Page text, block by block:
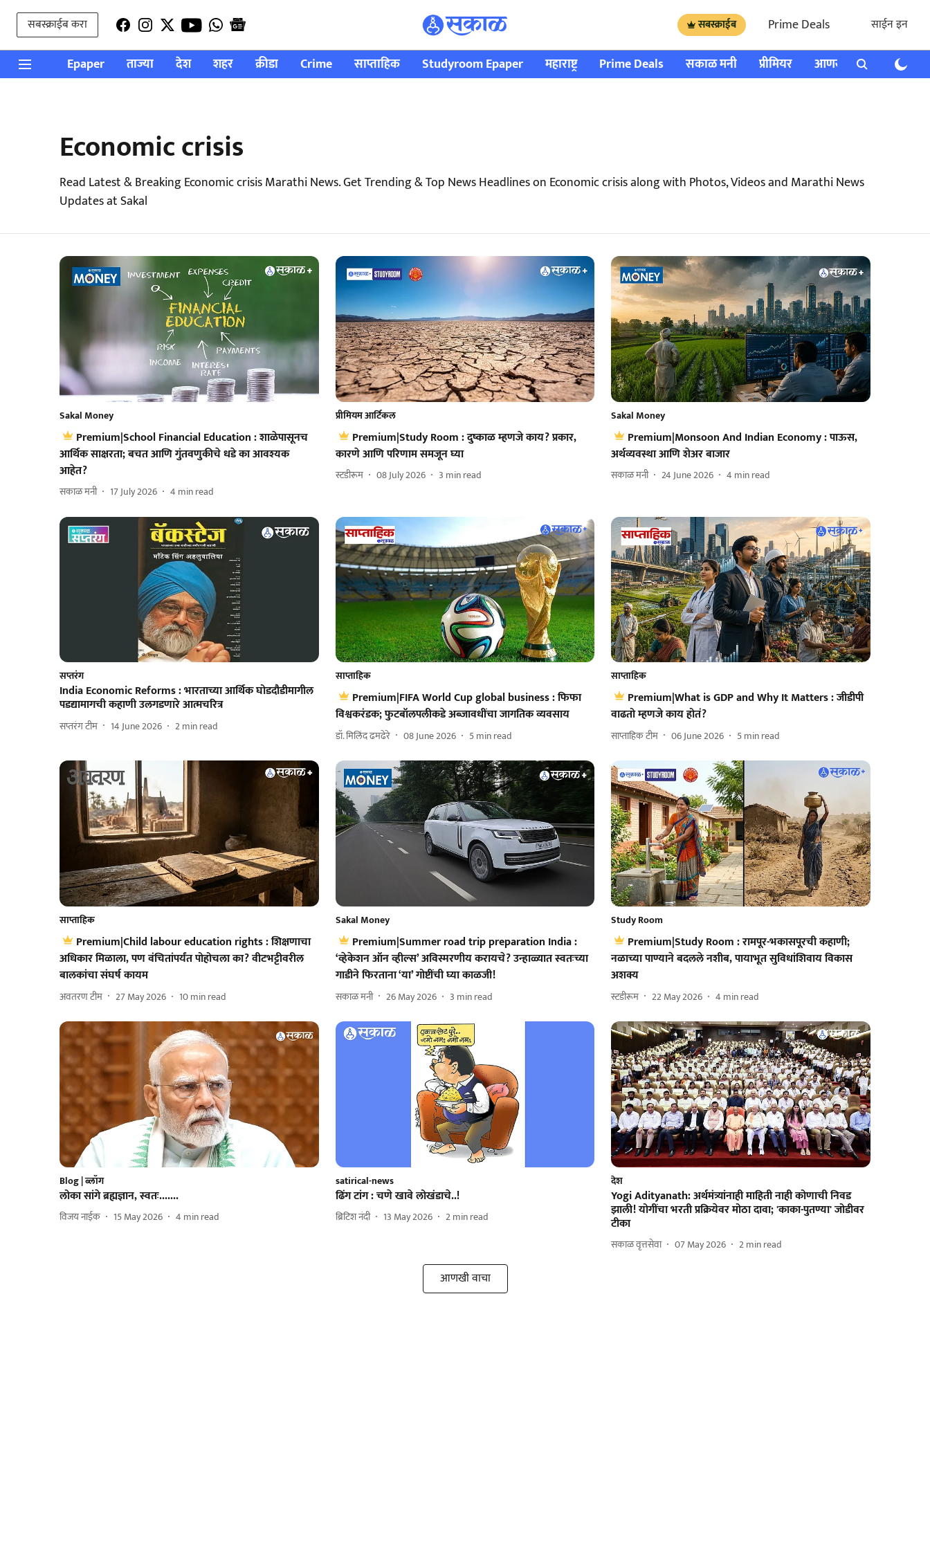
सबस्क्राईब करा सबस्क्राईब Prime Deals साईन इन
Epaper ताज्या देश शहर क्रीडा Crime साप्ताहिक Studyroom Epaper महाराष्ट्र Prime Deals सकाळ मनी प्रीमियर आणखी राशी भविष्य
Economic crisis
Read Latest & Breaking Economic crisis Marathi News. Get Trending & Top News Headlines on Economic crisis along with Photos, Videos and Marathi News
Updates at Sakal
Sakal Money
Premium|School Financial Education : शाळेपासूनच
आर्थिक साक्षरता; बचत आणि गुंतवणुकीचे धडे का आवश्यक
आहेत?
सकाळ मनी 17 July 2026 4 min read
प्रीमियम आर्टिकल
Premium|Study Room : दुष्काळ म्हणजे काय? प्रकार,
कारणे आणि परिणाम समजून घ्या
स्टडीरूम 08 July 2026 3 min read
Sakal Money
Premium|Monsoon And Indian Economy : पाऊस,
अर्थव्यवस्था आणि शेअर बाजार
सकाळ मनी 24 June 2026 4 min read
सप्तरंग
India Economic Reforms : भारताच्या आर्थिक घोडदौडीमागील
पडद्यामागची कहाणी उलगडणारे आत्मचरित्र
सप्तरंग टीम 14 June 2026 2min read
साप्ताहिक
Premium|FIFA World Cup global business : फिफा
विश्वकरंडक; फुटबॉलपलीकडे अब्जावधींचा जागतिक व्यवसाय
डॉ. मिलिंद ढमढेरे 08 June 2026 5min read
साप्ताहिक
Premium|What is GDP and Why It Matters : जीडीपी
वाढतो म्हणजे काय होतं?
साप्ताहिक टीम 06 June 2026 5min read
साप्ताहिक
Premium|Child labour education rights : शिक्षणाचा
अधिकार मिळाला, पण वंचितांपर्यंत पोहोचला का? वीटभट्टीवरील
बालकांचा संघर्ष कायम
अवतरण टीम 27 May 2026 10min read
Sakal Money
Premium|Summer road trip preparation India :
‘व्हेकेशन ऑन व्हील्स’ अविस्मरणीय करायचे? उन्हाळ्यात स्वतःच्या
गाडीने फिरताना ‘या’ गोष्टींची घ्या काळजी!
सकाळ मनी 26 May 2026 3 min read
Study Room
Premium|Study Room : रामपूर-भकासपूरची कहाणी;
नळाच्या पाण्याने बदलले नशीब, पायाभूत सुविधांशिवाय विकास
अशक्य
स्टडीरूम 22 May 2026 4 min read
Blog | ब्लॉग
लोका सांगे ब्रह्मज्ञान, स्वतः.......
विजय नाईक 15 May 2026 4 min read
satirical-news
ढिंग टांग : चणे खावे लोखंडाचे..!
ब्रिटिश नंदी 13 May 2026 2min read
देश
Yogi Adityanath: अर्थमंत्र्यांनाही माहिती नाही कोणाची निवड
झाली! योगींचा भरती प्रक्रियेवर मोठा दावा; 'काका-पुतण्या' जोडीवर
टीका
सकाळ वृत्तसेवा 07 May 2026 2min read
आणखी वाचा